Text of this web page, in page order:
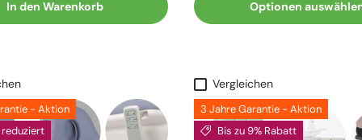
In den Warenkorb Optionen
- Aktion
Vergleichen
3 Jahre Garantie - Aktion
Bis zu 9% Rabatt